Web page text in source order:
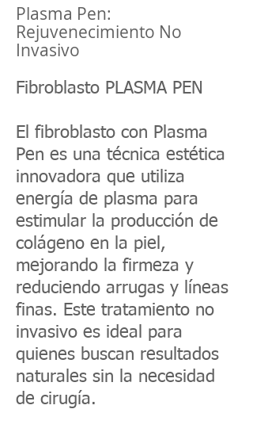
Plasma Pen:
Rejuvenecimiento No
Invasivo
Fibroblasto PLASMA PEN
El fibroblasto con Plasma
Pen es una técnica estética
innovadora que utiliza
energía de plasma para
estimular la producción de
colágeno en la piel,
mejorando la firmeza y
reduciendo arrugas y líneas
finas. Este tratamiento no
invasivo es ideal para
quienes buscan resultados
naturales sin la necesidad
de cirugía.